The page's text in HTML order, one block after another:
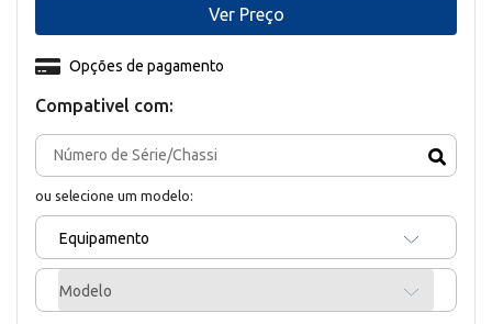
Compativel com:
ou selecione um modelo:
Equipamento
Modelo
Opções de pagamento
Ver Preço